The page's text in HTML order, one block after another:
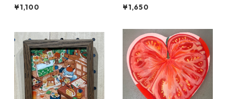
¥1,100 ¥1,650